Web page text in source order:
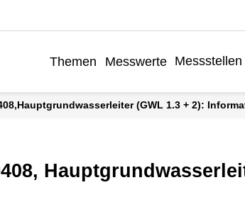
Themen Messwerte Messstellen
(GWL 1.3 + 2):